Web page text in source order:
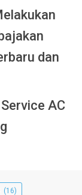
dan
AC
(16)